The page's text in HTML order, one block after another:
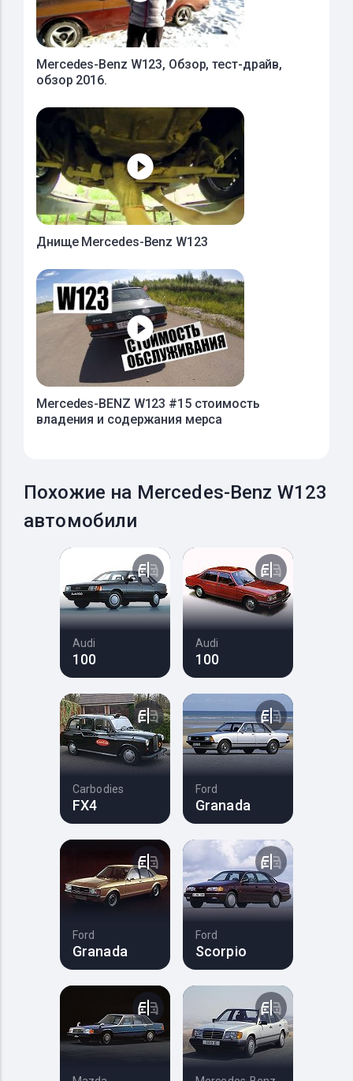
Mercedes-Benz W123, Обзор, тест-драйв,
обзор 2016.
Днище Mercedes-Benz W123
Mercedes-BENZ W123 #15 стоимость
владения и содержания мерса
Похожие на Mercedes-Benz W123
автомобили
Audi
100
Audi
100
Carbodies
FX4
Ford
Granada
Ford
Granada
Ford
Scorpio